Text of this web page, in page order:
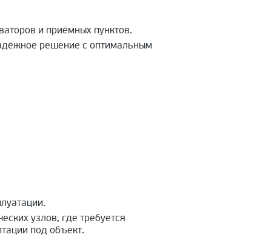
и приёмных пунктов.
решение с оптимальным
узлов, где требуется
под объект.